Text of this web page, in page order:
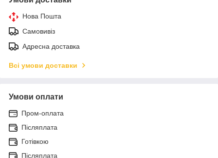
Нова Пошта
Самовивіз
Адресна доставка
Всі умови доставки
Умови оплати
Пром-оплата
Післяплата
Готівкою
Післяплата